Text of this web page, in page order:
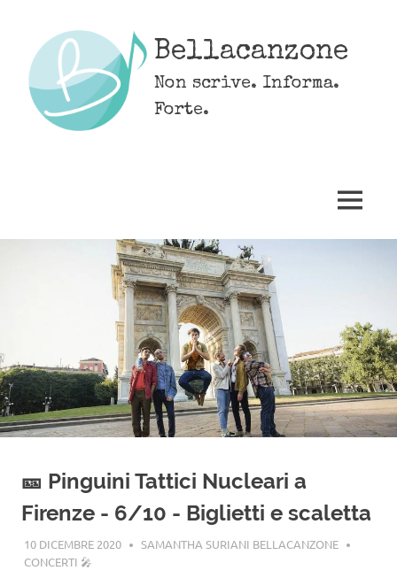
content
Bellacanzone
Non scrive. Informa.
Forte.
MENU
🎫 Pinguini Tattici Nucleari a
Firenze - 6/10 - Biglietti e scaletta
10 DICEMBRE 2020
SAMANTHA SURIANI BELLACANZONE
CONCERTI 🎤